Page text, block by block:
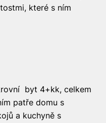
byt 4+kk, celkem
patře domu s
a kuchyně s
které s ním